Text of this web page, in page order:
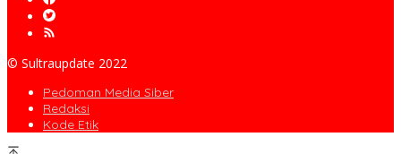
© Sultraupdate 2022
Pedoman Media Siber
Redaksi
Kode Etik